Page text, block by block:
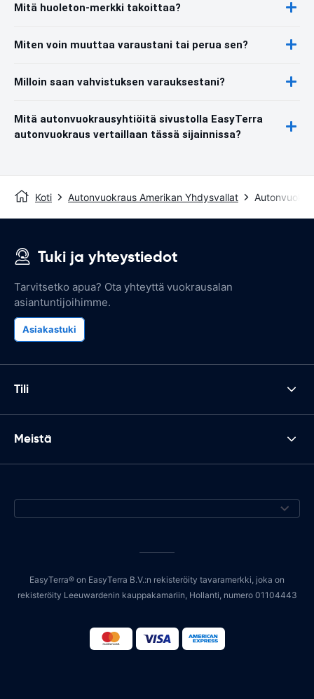
Mitä huoleton-merkki takoittaa?
Miten voin muuttaa varaustani tai perua sen?
Milloin saan vahvistuksen varauksestani?
Mitä autonvuokrausyhtiöitä sivustolla EasyTerra
autonvuokraus vertaillaan tässä sijainnissa?
Koti Autonvuokraus Amerikan Yhdysvallat
Tuki ja yhteystiedot
Tarvitsetko apua? Ota yhteyttä vuokrausalan
asiantuntijoihimme.
Asiakastuki
Tili
Meistä
EasyTerra® on EasyTerra B.V.:n rekisteröity tavaramerkki, joka on
rekisteröity Leeuwardenin kauppakamariin, Hollanti, numero 01104443